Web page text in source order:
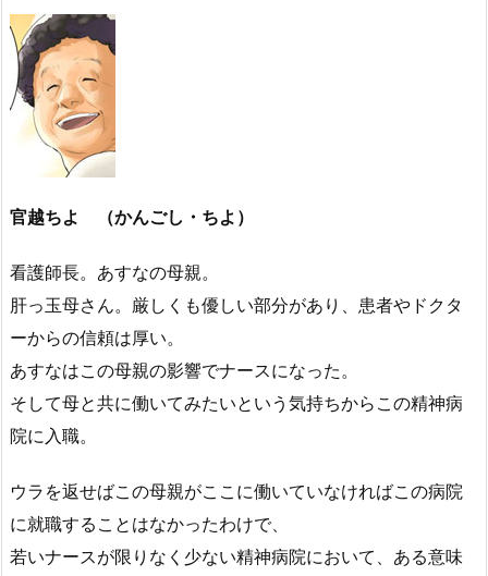
官越ちよ （かんごし・ちよ）
看護師長。あすなの母親。
肝っ玉母さん。厳しくも優しい部分があり、患者やドクタ
ーからの信頼は厚い。
あすなはこの母親の影響でナースになった。
そして母と共に働いてみたいという気持ちからこの精神病
院に入職。
ウラを返せばこの母親がここに働いていなければこの病院
に就職することはなかったわけで、
若いナースが限りなく少ない精神病院において、ある意味